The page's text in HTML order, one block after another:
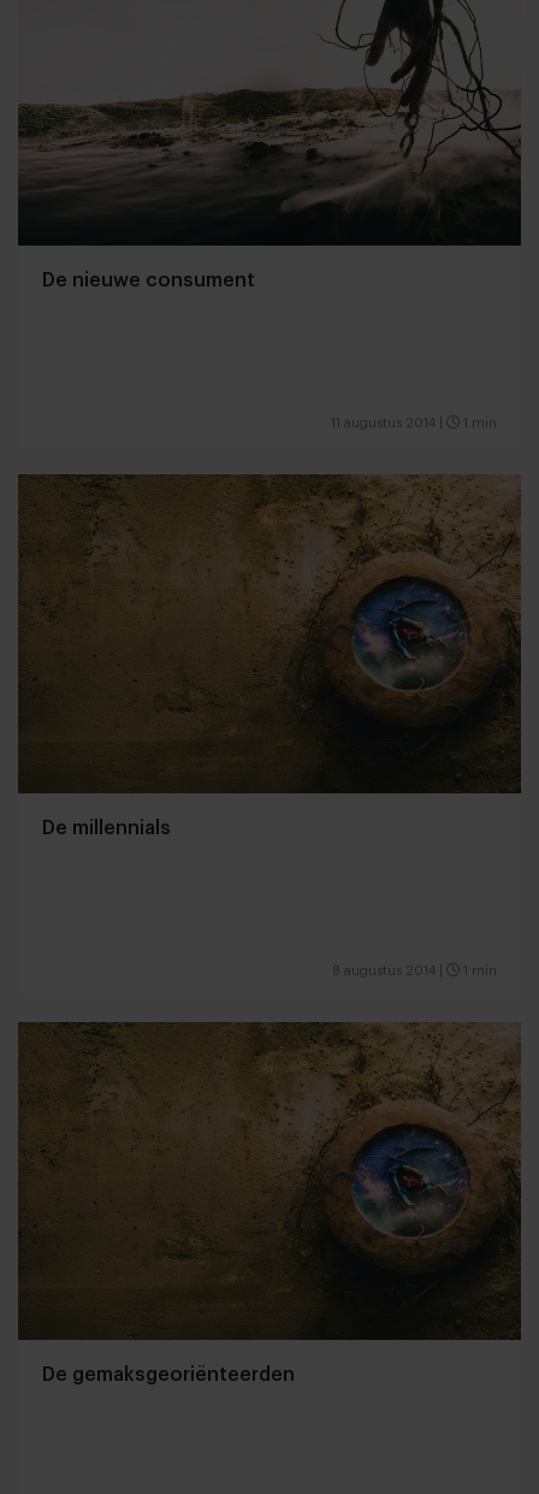
De nieuwe consument
11 augustus 2014 1 min
De millennials
8 augustus 2014 1 min
De gemaksgeoriënteerden